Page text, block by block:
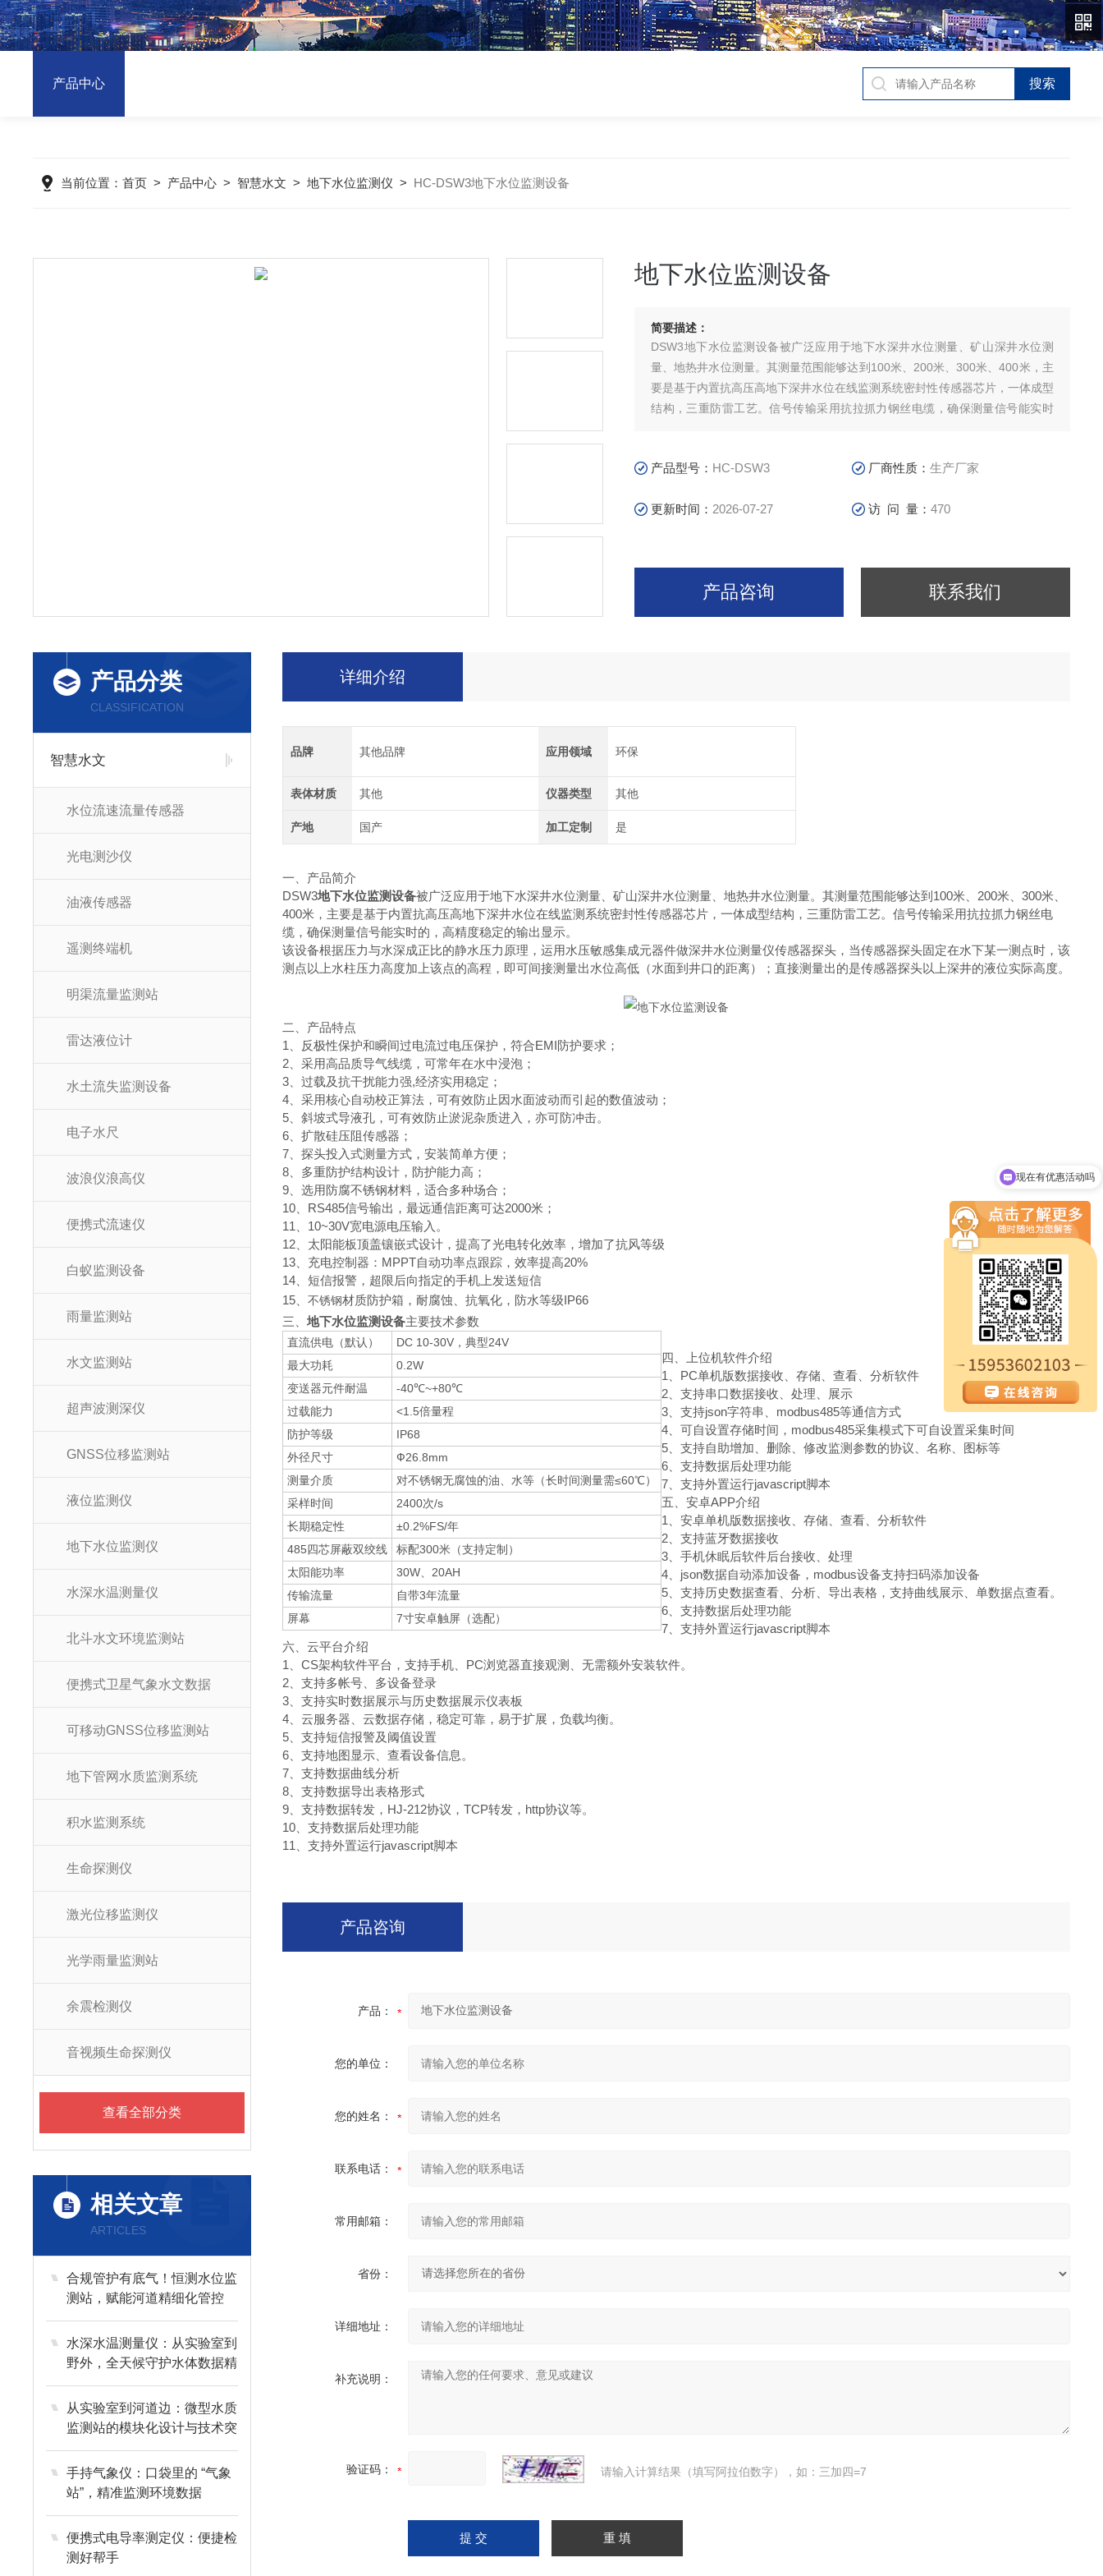
产品中心
当前位置：首页 > 产品中心 > 智慧水文 >地下水位监测仪 > HC-DSW3地下水位监测设备
地下水位监测设备
简要描述：
DSW3地下水位监测设备被广泛应用于地下水深井水位测量、矿山深井水位测
量、地热井水位测量。其测量范围能够达到100米、200米、300米、400米，主
要是基于内置抗高压高地下深井水位在线监测系统密封性传感器芯片，一体成型
结构，三重防雷工艺。信号传输采用抗拉抓力钢丝电缆，确保测量信号能实时
产品型号： HC-DSW3 厂商性质：生产厂家
更新时间： 2026-07-27 访 问 量：470
产品咨询 联系我们
产品分类
CLASSIFICATION
智慧水文
水位流速流量传感器
光电测沙仪
油液传感器
遥测终端机
明渠流量监测站
雷达液位计
水土流失监测设备
电子水尺
波浪仪浪高仪
便携式流速仪
白蚁监测设备
雨量监测站
水文监测站
超声波测深仪
GNSS位移监测站
液位监测仪
地下水位监测仪
水深水温测量仪
北斗水文环境监测站
便携式卫星气象水文数据
可移动GNSS位移监测站
地下管网水质监测系统
积水监测系统
生命探测仪
激光位移监测仪
光学雨量监测站
余震检测仪
音视频生命探测仪
查看全部分类
相关文章
ARTICLES
合规管护有底气！恒测水位监
测站，赋能河道精细化管控
水深水温测量仪：从实验室到
野外，全天候守护水体数据精
准
从实验室到河道边：微型水质
监测站的模块化设计与技术突
破
手持气象仪：口袋里的 “气象
站”，精准监测环境数据
便携式电导率测定仪：便捷检
测好帮手
详细介绍
品牌 其他品牌 应用领域 环保
表体材质 其他 仪器类型 其他
产地 国产 加工定制 是
一、产品简介
DSW3地下水位监测设备被广泛应用于地下水深井水位测量、矿山深井水位测量、地热井水位测量。其测量范围能够达到100米、200米、300米、
400米，主要是基于内置抗高压高地下深井水位在线监测系统密封性传感器芯片，一体成型结构，三重防雷工艺。信号传输采用抗拉抓力钢丝电
缆，确保测量信号能实时的，高精度稳定的输出显示。
该设备根据压力与水深成正比的静水压力原理，运用水压敏感集成元器件做深井水位测量仪传感器探头，当传感器探头固定在水下某一测点时，该
测点以上水柱压力高度加上该点的高程，即可间接测量出水位高低（水面到井口的距离）；直接测量出的是传感器探头以上深井的液位实际高度。
二、产品特点
1、反极性保护和瞬间过电流过电压保护，符合EMI防护要求；
2、采用高品质导气线缆，可常年在水中浸泡；
3、过载及抗干扰能力强,经济实用稳定；
4、采用核心自动校正算法，可有效防止因水面波动而引起的数值波动；
5、斜坡式导液孔，可有效防止淤泥杂质进入，亦可防冲击。
6、扩散硅压阻传感器；
7、探头投入式测量方式，安装简单方便；
8、多重防护结构设计，防护能力高；
9、选用防腐不锈钢材料，适合多种场合；
10、RS485信号输出，最远通信距离可达2000米；
11、10~30V宽电源电压输入。
12、太阳能板顶盖镶嵌式设计，提高了光电转化效率，增加了抗风等级
13、充电控制器：MPPT自动功率点跟踪，效率提高20%
14、短信报警，超限后向指定的手机上发送短信
15、 不锈钢材质防护箱，耐腐蚀、抗氧化，防水等级IP66
三、 地下水位监测设备主要技术参数
直流供电（默认）
DC 10-30V，典型24V
最大功耗
0.2W
变送器元件耐温
-40℃~+80℃
过载能力
<1.5倍量程
防护等级
IP68
外径尺寸
Ф26.8mm
测量介质
对不锈钢无腐蚀的油、水等（长时间测量需≤60℃）
采样时间
2400次/s
长期稳定性
±0.2%FS/年
485四芯屏蔽双绞线
标配300米（支持定制）
太阳能功率
30W、20AH
传输流量
自带3年流量
屏幕
7寸安卓触屏（选配）
四、上位机软件介绍
1、PC单机版数据接收、存储、查看、分析软件
2、支持串口数据接收、处理、展示
3、支持json字符串、modbus485等通信方式
4、可自设置存储时间，modbus485采集模式下可自设置采集时间
5、支持自助增加、删除、修改监测参数的协议、名称、图标等
6、支持数据后处理功能
7、支持外置运行javascript脚本
五、安卓APP介绍
1、安卓单机版数据接收、存储、查看、分析软件
2、支持蓝牙数据接收
3、手机休眠后软件后台接收、处理
4、json数据自动添加设备，modbus设备支持扫码添加设备
5、支持历史数据查看、分析、导出表格，支持曲线展示、单数据点查看。
6、支持数据后处理功能
7、支持外置运行javascript脚本
六、云平台介绍
1、CS架构软件平台，支持手机、PC浏览器直接观测、无需额外安装软件。
2、支持多帐号、多设备登录
3、支持实时数据展示与历史数据展示仪表板
4、云服务器、云数据存储，稳定可靠，易于扩展，负载均衡。
5、支持短信报警及阈值设置
6、支持地图显示、查看设备信息。
7、支持数据曲线分析
8、支持数据导出表格形式
9、支持数据转发，HJ-212协议，TCP转发，http协议等。
10、支持数据后处理功能
11、支持外置运行javascript脚本
产品咨询
产品：
您的单位：
您的姓名：
联系电话：
常用邮箱：
省份：
详细地址：
补充说明：
验证码： 请输入计算结果（填写阿拉伯数字），如：三加四=7
可以介绍下你们的产品么